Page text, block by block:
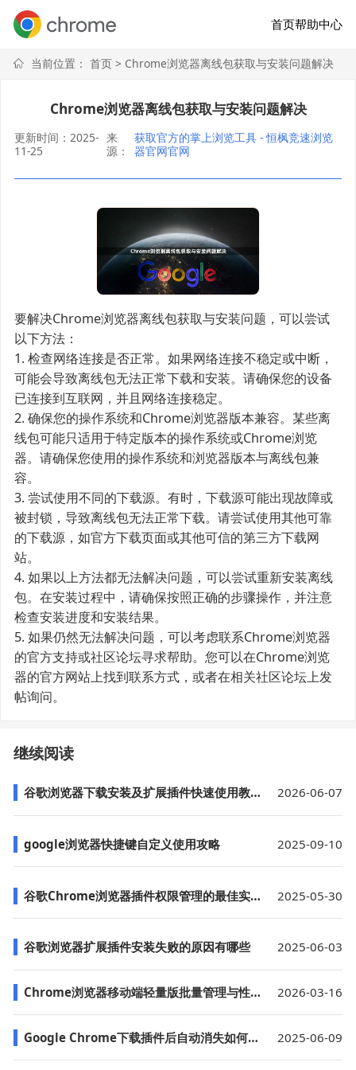
首页帮助中心
当前位置： 首页> Chrome浏览器离线包获取与安装问题解决
Chrome浏览器离线包获取与安装问题解决
更新时间：2025-
11-25
来
源：
获取官方的掌上浏览工具 - 恒枫竞速浏览
器官网官网
要解决Chrome浏览器离线包获取与安装问题，可以尝试
以下方法：
1. 检查网络连接是否正常。如果网络连接不稳定或中断，
可能会导致离线包无法正常下载和安装。请确保您的设备
已连接到互联网，并且网络连接稳定。
2. 确保您的操作系统和Chrome浏览器版本兼容。某些离
线包可能只适用于特定版本的操作系统或Chrome浏览
器。请确保您使用的操作系统和浏览器版本与离线包兼
容。
3. 尝试使用不同的下载源。有时，下载源可能出现故障或
被封锁，导致离线包无法正常下载。请尝试使用其他可靠
的下载源，如官方下载页面或其他可信的第三方下载网
站。
4. 如果以上方法都无法解决问题，可以尝试重新安装离线
包。在安装过程中，请确保按照正确的步骤操作，并注意
检查安装进度和安装结果。
5. 如果仍然无法解决问题，可以考虑联系Chrome浏览器
的官方支持或社区论坛寻求帮助。您可以在Chrome浏览
器的官方网站上找到联系方式，或者在相关社区论坛上发
帖询问。
继续阅读
谷歌浏览器下载安装及扩展插件快速使用教程 2026-06-07
google浏览器快捷键自定义使用攻略 2025-09-10
谷歌Chrome浏览器插件权限管理的最佳实践 2025-05-30
谷歌浏览器扩展插件安装失败的原因有哪些 2025-06-03
Chrome浏览器移动端轻量版批量管理与性能优化 2026-03-16
Google Chrome下载插件后自动消失如何排查 2025-06-09